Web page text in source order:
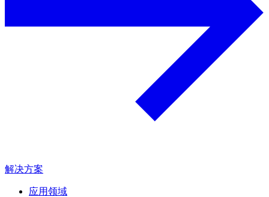
解决方案
应用领域